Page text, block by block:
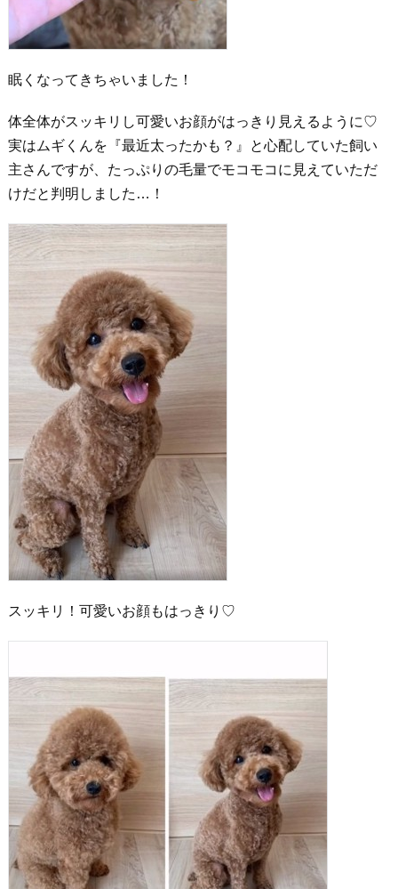
眠くなってきちゃいました！
体全体がスッキリし可愛いお顔がはっきり見えるように♡
実はムギくんを『最近太ったかも？』と心配していた飼い
主さんですが、たっぷりの毛量でモコモコに見えていただ
けだと判明しました…！
スッキリ！可愛いお顔もはっきり♡